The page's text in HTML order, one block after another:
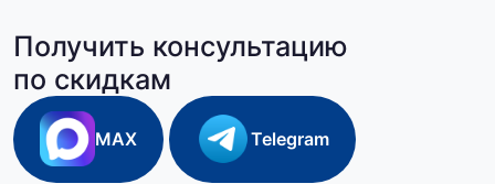
Получить консультацию
по скидкам
MAX Telegram